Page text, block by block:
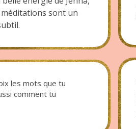
sont un
les mots que tu
comment tu